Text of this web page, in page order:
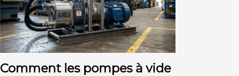
Comment les pompes à vide